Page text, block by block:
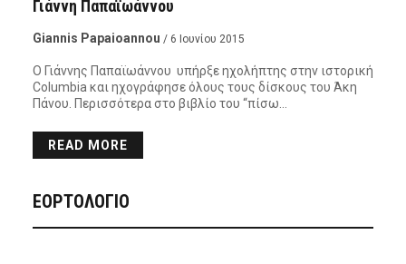
Γιάννη Παπαϊωάννου
Giannis Papaioannou / 6 Ιουνίου 2015
Ο Γιάννης Παπαϊωάννου υπήρξε ηχολήπτης στην ιστορική
Columbia και ηχογράφησε όλους τους δίσκους του Άκη
Πάνου. Περισσότερα στο βιβλίο του “πίσω…
READ MORE
ΕΟΡΤΟΛΟΓΙΟ